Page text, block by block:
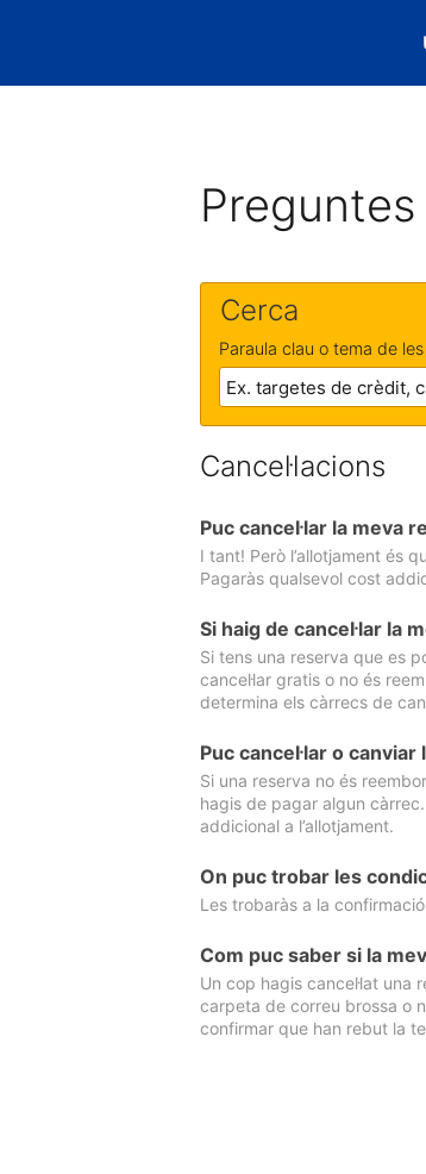
Cerca
Paraula clau o tema de
Cancel·lacions
Puc cancel·lar la meva
I tant! Però l’allotjament és
Pagaràs qualsevol cost
Si haig de cancel·lar la
Si tens una reserva que es
cancel·lar gratis o no és
determina els càrrecs de
Puc cancel·lar o
Si una reserva no és
hagis de pagar algun
addicional a l’allotjament.
On puc trobar les
Les trobaràs a la
Com puc saber si la
Un cop hagis cancel·lat una
carpeta de correu brossa o
confirmar que han rebut la